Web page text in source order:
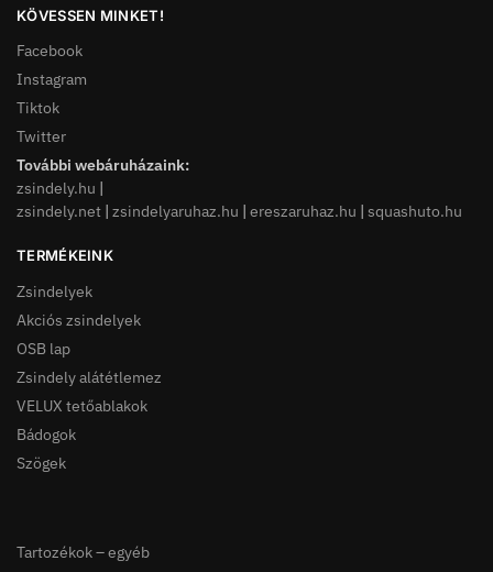
KÖVESSEN MINKET!
Facebook
Instagram
Tiktok
Twitter
További webáruházaink:
zsindely.hu |
zsindely.net | zsindelyaruhaz.hu | ereszaruhaz.hu | squashuto.hu
TERMÉKEINK
Zsindelyek
Akciós zsindelyek
OSB lap
Zsindely alátétlemez
VELUX tetőablakok
Bádogok
Szögek
Tartozékok – egyéb